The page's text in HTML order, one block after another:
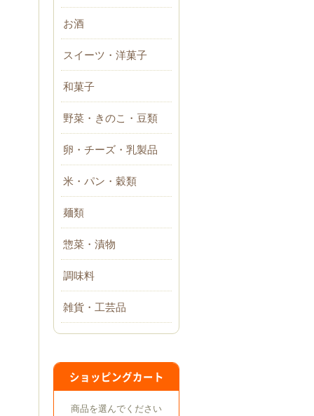
お酒
スイーツ・洋菓子
和菓子
野菜・きのこ・豆類
卵・チーズ・乳製品
米・パン・穀類
麺類
惣菜・漬物
調味料
雑貨・工芸品
ショッピングカート
商品を選んでください